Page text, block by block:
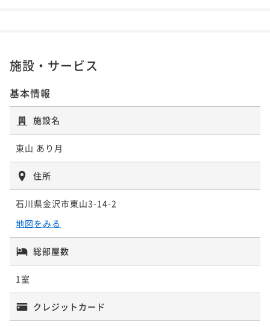
施設・サービス
基本情報
施設名
東山 あり月
住所
石川県金沢市東山3-14-2
地図をみる
総部屋数
1室
クレジットカード